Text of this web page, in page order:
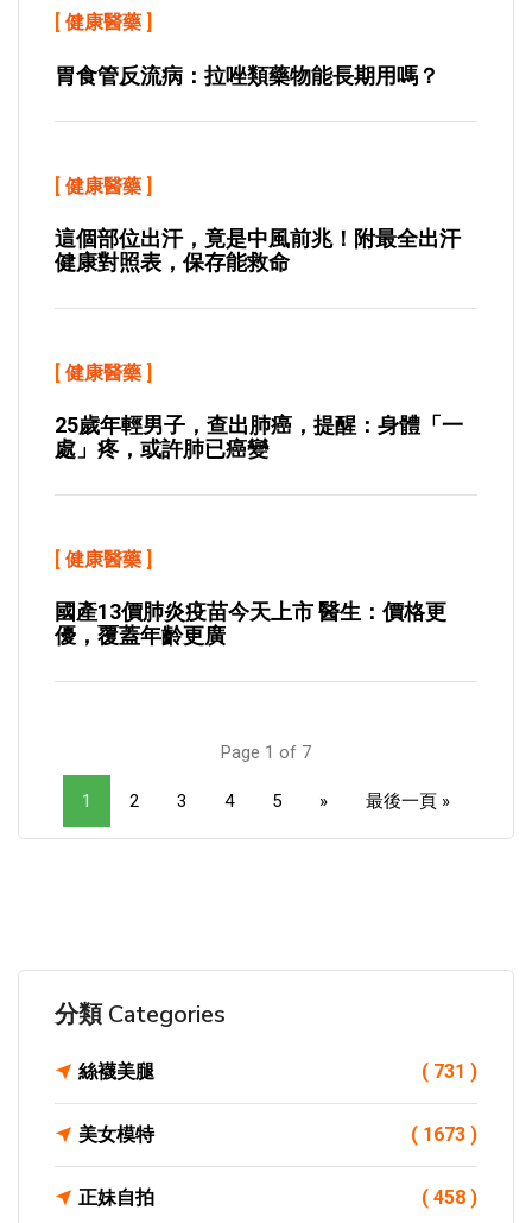
[ 健康醫藥 ]
胃食管反流病：拉唑類藥物能長期用嗎？
[ 健康醫藥 ]
這個部位出汗，竟是中風前兆！附最全出汗
健康對照表，保存能救命
[ 健康醫藥 ]
25歲年輕男子，查出肺癌，提醒：身體「一
處」疼，或許肺已癌變
[ 健康醫藥 ]
國產13價肺炎疫苗今天上市 醫生：價格更
優，覆蓋年齡更廣
Page 1 of 7
1 2 3 4 5 » 最後一頁 »
分類 Categories
絲襪美腿 ( 731 )
美女模特 ( 1673 )
正妹自拍 ( 458 )